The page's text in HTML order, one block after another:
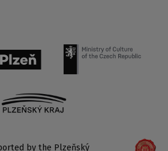
by the Plzeňský